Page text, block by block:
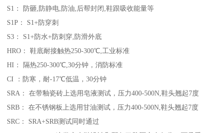
S1： 防砸,防静电,防油,后帮封闭,鞋跟吸收能量等
S1P： S1+防穿刺
S3： S1+防水+防刺穿,防滑外底
HRO： 鞋底耐接触热250-300℃,工业标准
HI： 隔热250-300℃,30分钟，消防标准
CI ：防寒，耐-17℃低温，30分钟
SRA： 在带釉瓷砖上选用皂液测试，压力400-500N,鞋头翘起7度
SRB： 在不锈钢板上选用甘油测试，压力400-500N,鞋头翘起7度
SRC： SRA+SRB测试同时通过